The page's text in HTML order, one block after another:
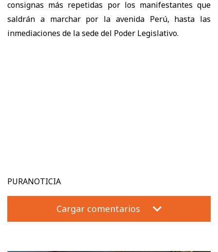
consignas más repetidas por los manifestantes que
saldrán a marchar por la avenida Perú, hasta las
inmediaciones de la sede del Poder Legislativo.
PURANOTICIA
Cargar comentarios